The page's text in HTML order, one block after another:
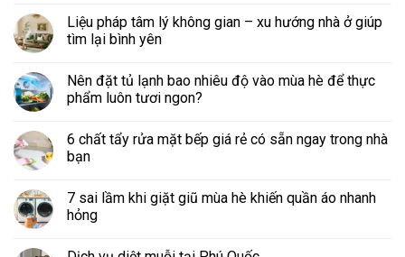
Liệu pháp tâm lý không gian – xu hướng nhà ở giúp
tìm lại bình yên
Nên đặt tủ lạnh bao nhiêu độ vào mùa hè để thực
phẩm luôn tươi ngon?
6 chất tẩy rửa mặt bếp giá rẻ có sẵn ngay trong nhà
bạn
7 sai lầm khi giặt giũ mùa hè khiến quần áo nhanh
hỏng